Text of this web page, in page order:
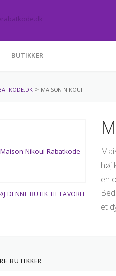
BUTIKKER
> MAISON NIKOUI
DENNE BUTIK TIL FAVORIT
høj
en
et
BUTIKKER